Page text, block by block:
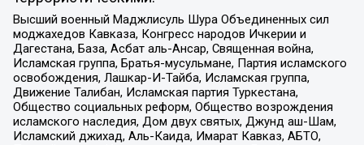
Высший военный Маджлисуль Шура Объединенных сил
моджахедов Кавказа, Конгресс народов Ичкерии и
Дагестана, База, Асбат аль-Ансар, Священная война,
Исламская группа, Братья-мусульмане, Партия исламского
освобождения, Лашкар-И-Тайба, Исламская группа,
Движение Талибан, Исламская партия Туркестана,
Общество социальных реформ, Общество возрождения
исламского наследия, Дом двух святых, Джунд аш-Шам,
Исламский джихад, Аль-Каида, Имарат Кавказ, АБТО,